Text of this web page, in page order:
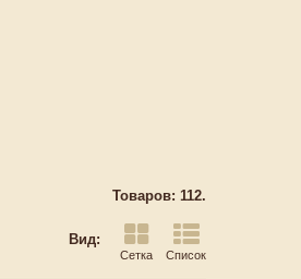
Товаров: 112.
Вид:
Сетка Список